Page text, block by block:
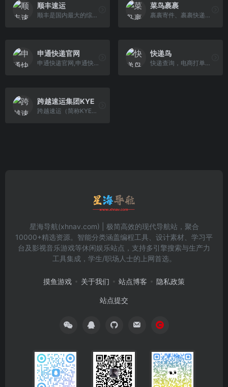
顺丰速运
顺丰是国内最大的综合物流服务商、全球第四大快递公司，致力于成为独立第三方行业解决方案的数据科技服务公司，以领先的技术赋能客户，为客户提供涵盖多行业 、多场景、智能化、一体化的智慧供应链解决方案。
菜鸟裹裹
裹裹寄件、裹裹快递、寄快递、菜鸟快递、查快递、菜鸟查快递、菜鸟寄快递
申通快递官网
申通快递官网,申通快递,快递,发快递,快递员,业务员查询,上门取件,在线下单(寄件),申通营业网点查询,快递加盟,单号追踪跟踪查询,投诉电话查询,车辆信息,申通新闻,招聘等服务,全国统一客服热线：95543.
快递鸟
快递查询，电商打单发货、物流轨迹全链路API数据接口网站。快递鸟是快金旗下国内独立第三方物流数据服务商、运力服务平台。现已对接超2500+快递物流公司，主要面向
跨越速运集团KYE
跨越速运（简称KYE）是专营国内航空门到门的快递公司, 深圳跨越航空物流公司、货运、物流、快递、速递、托运的快递公司拥有国内机场拥有专门的调度中心和无与伦比的航班自主权,向客户推出当天达、 次日达、 隔日达服务,并行业中首度对客户推出“限时未达减免运费”承诺。航空快递公司电话：95324。
星海导航(xhnav.com) | 极简高效的现代导航站，聚合
10000+精选资源。智能分类涵盖编程工具、设计素材、学习平
台及影视音乐游戏等休闲娱乐站点，支持多引擎搜索与生产力
工具集成，学生/职场人士的上网首选。
摸鱼游戏 关于我们 站点博客 隐私政策
站点提交